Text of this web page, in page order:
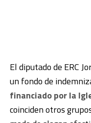
El diputado de ERC
un fondo de
financiado por la
coinciden otros